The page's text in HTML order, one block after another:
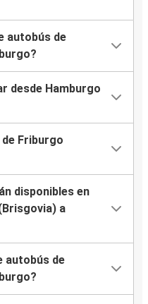
autobús de
desde Hamburgo
Friburgo
disponibles en
a
autobús de